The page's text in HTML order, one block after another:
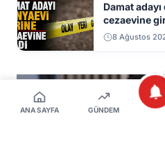
ANA SAYFA GÜNDEM
Damat
cezaevine
8 Ağustos